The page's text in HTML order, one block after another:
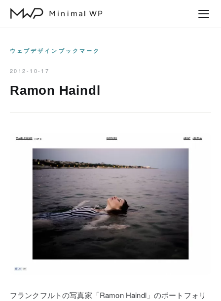
ウェブデザインブックマーク
2012-10-17
Ramon Haindl
フランクフルトの写真家「Ramon Haindl」のポートフォリ